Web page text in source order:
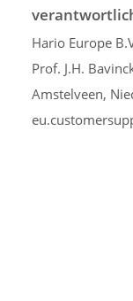
Hario Europe
Prof. J.H.
Amstelveen,